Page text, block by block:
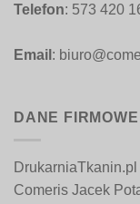
Telefon: 573 420
Email :
DANE FIRMOWE
DrukarniaTkanin.pl
Comeris Jacek